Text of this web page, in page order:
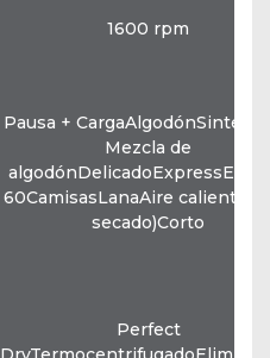
1600 rpm
Pausa +
Mezcla de
algodónDelicadoExpressEco
60CamisasLanaAire caliente
secado)Corto
Perfect